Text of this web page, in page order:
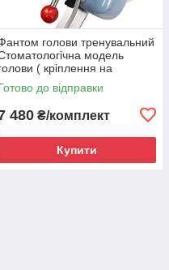
голови тренувальний
модель
( кріплення на
установки)
до відправки
480 ₴/комплект
Купити